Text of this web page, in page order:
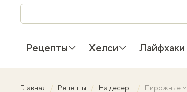
Рецепты Хелси Лайфхаки
Главная Рецепты На десерт Пирожные